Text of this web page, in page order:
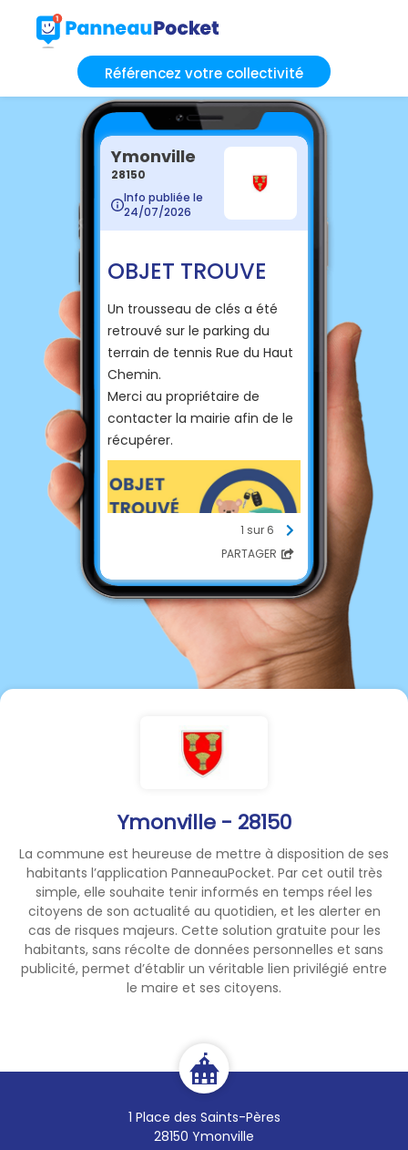
Référencez votre collectivité
Ymonville - 28150
La commune est heureuse de mettre à disposition de ses
habitants l’application PanneauPocket. Par cet outil très
simple, elle souhaite tenir informés en temps réel les
citoyens de son actualité au quotidien, et les alerter en
cas de risques majeurs. Cette solution gratuite pour les
habitants, sans récolte de données personnelles et sans
publicité, permet d’établir un véritable lien privilégié entre
le maire et ses citoyens.
1 Place des Saints-Pères
28150 Ymonville
Ymonville
28150
Info publiée le
24/07/2026
OBJET TROUVE
Un trousseau de clés a été
retrouvé sur le parking du
terrain de tennis Rue du Haut
Chemin.
Merci au propriétaire de
contacter la mairie afin de le
récupérer.
1 sur 6
PARTAGER